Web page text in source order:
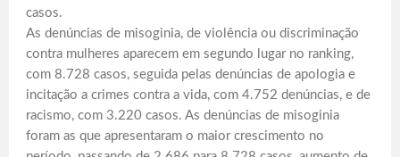
casos.
As denúncias de misoginia, de violência ou discriminação
contra mulheres aparecem em segundo lugar no ranking,
com 8.728 casos, seguida pelas denúncias de apologia e
incitação a crimes contra a vida, com 4.752 denúncias, e de
racismo, com 3.220 casos. As denúncias de misoginia
foram as que apresentaram o maior crescimento no